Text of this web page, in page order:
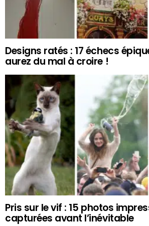
Designs ratés : 17 échecs
aurez du mal à croire !
Pris sur le vif : 15 photos
capturées avant l’inévitable